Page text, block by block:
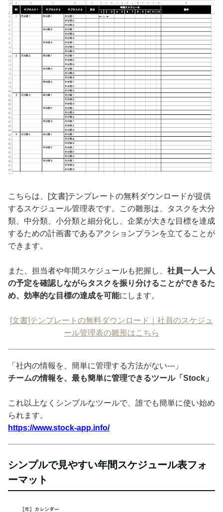
こちらは、[文書]テンプレートの無料ダウンロードが提供
するスケジュール管理表です。この雛形は、タスクを大分
類、中分類、小分類と細分化し、企業が大きな目標を達成
するための計画書であるアクションプランを立てることが
できます。
また、担当者や年間スケジュールも把握し、 社員一人一人
の予定を確認しながらタスクを振り分けることができるた
め、効率的な目標の達成を可能にします。
[文書]テンプレートの無料ダウンロード｜社員のスケジュ
ール管理表の雛形はこちら
「社内の情報を、簡単に管理する方法がない---」
チームの情報を、最も簡単に管理できるツール「Stock」
これ以上なくシンプルなツールで、誰でも簡単に使い始め
られます。
https://www.stock-app.info/
シンプルで見やすい年間スケジュール表フォ
ーマット